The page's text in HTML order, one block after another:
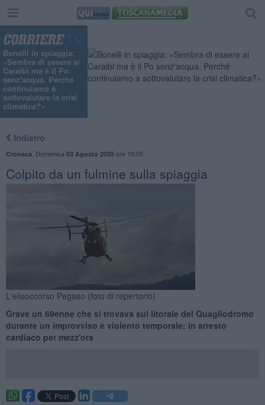
Bonelli in spiaggia:
«Sembra di essere ai
Caraibi ma è il Po
senz'acqua. Perché
continuiamo a
sottovalutare la crisi
climatica?»
Indietro
Cronaca Domenica 03 Agosto 2025ore 19:05
Colpito da un fulmine sulla spiaggia
L'elisoccorso Pegaso (foto di repertorio)
Grave un 69enne che si trovava sul litorale del Quagliodromo
durante un improvviso e violento temporale: in arresto
cardiaco per mezz'ora